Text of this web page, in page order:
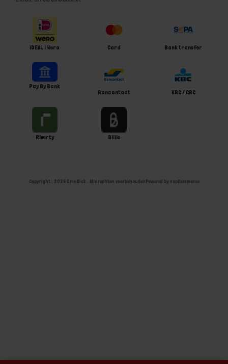
iDEAL | Wero Card Bank transfer
Pay By Bank
Bancontact
KBC / CBC
Riverty Billie
Copyright ; 2026 Ome Dick . Alle rechten voorbehoudenPowered by nopCommerce